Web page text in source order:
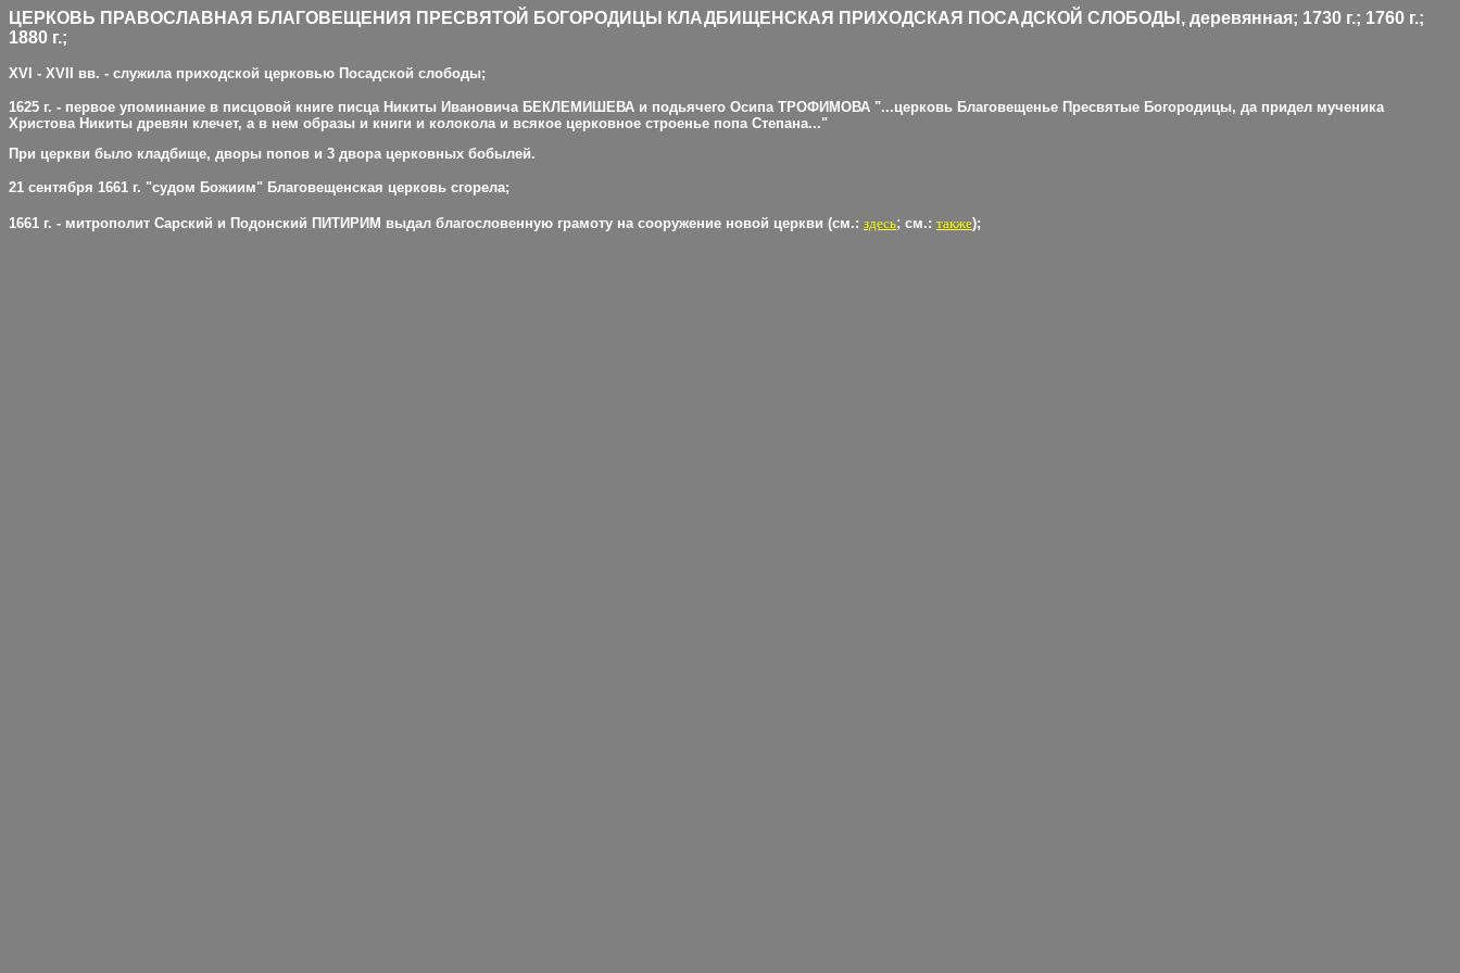
ЦЕРКОВЬ ПРАВОСЛАВНАЯ БЛАГОВЕЩЕНИЯ ПРЕСВЯТОЙ БОГОРОДИЦЫ КЛАДБИЩЕНСКАЯ ПРИХОДСКАЯ ПОСАДСКОЙ СЛОБОДЫ , деревянная; 1730 г.; 1760 г.;
1880 г.;
XVI - XVII вв. - служила приходской церковью Посадской слободы;
1625 г. - первое упоминание в писцовой книге писца Никиты Ивановича БЕКЛЕМИШЕВА и подьячего Осипа ТРОФИМОВА "...церковь Благовещенье Пресвятые Богородицы, да придел мученика
Христова Никиты древян клечет, а в нем образы и книги и колокола и всякое церковное строенье попа Степана..."
При церкви было кладбище, дворы попов и 3 двора церковных бобылей.
21 сентября 1661 г. "судом Божиим" Благовещенская церковь сгорела;
1661 г. - митрополит Сарский и Подонский ПИТИРИМ выдал благословенную грамоту на сооружение новой церкви (см.: здесь; см.: также);